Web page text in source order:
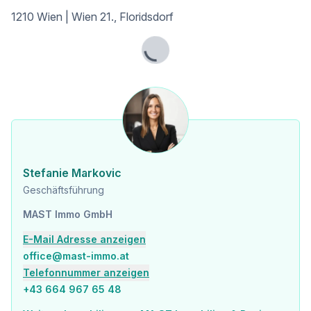
Sollten Sie kein Fahrzeug besitzen, ist das bei dieser Adresse kein Hindernis. Zahlreiche Nahversorger, Dinge des täglichen Bedarfs und selbst das beliebte Donauzentrum mit über 262 Shops, Restaurants und Kino befinden sich unmittelbarer Nähe der Liegenschaft. An heißen Sommertagen lädt die, über einen Grünstreifen verbundene, Alte Donau zum Verweilen ein!
Details Wohnung Bauteil B Top 15:
Die Wohnung befindet sich im 2. Liftstock und verfügt über 62,40 m² Wohnfläche + einen 7,14 m² großen Balkon.
Die Wohnung gliedert sich wie folgt:
* Wohnküche ca. 22,03 m²
* Schlafzimmer ca. 11,01 m²
* Balkon ca. 7,14 m²
* Badezimmer ca. 4,33 m²
* separate Toilette ca. 1,46 m²
* Gang ca. 5,19 m²
1210 Wien | Wien 21., Floridsdorf
Lade...
Stefanie Markovic
Geschäftsführung
MAST Immo GmbH
E-Mail Adresse anzeigen
office@mast-immo.at
Telefonnummer anzeigen
+43 664 967 65 48